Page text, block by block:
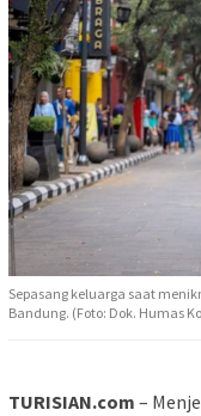
Sepasang keluarga saat
Bandung. (Foto: Dok. Humas
TURISIAN.com –